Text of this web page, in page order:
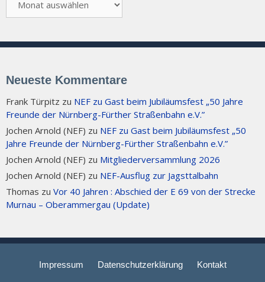
Neueste Kommentare
Frank Türpitz zu NEF zu Gast beim Jubiläumsfest „50 Jahre
Freunde der Nürnberg-Fürther Straßenbahn e.V.”
Jochen Arnold (NEF) zu NEF zu Gast beim Jubiläumsfest „50
Jahre Freunde der Nürnberg-Fürther Straßenbahn e.V.”
Jochen Arnold (NEF) zu Mitgliederversammlung 2026
Jochen Arnold (NEF) zu NEF-Ausflug zur Jagsttalbahn
Thomas zu Vor 40 Jahren : Abschied der E 69 von der Strecke
Murnau – Oberammergau (Update)
Impressum Datenschutzerklärung Kontakt